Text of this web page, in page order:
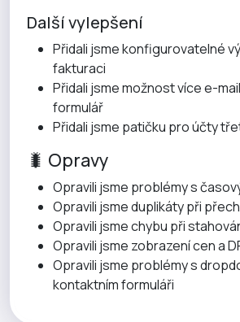
Další vylepšení
Přidali jsme konfigurovatelné
fakturaci
Přidali jsme možnost více e-
formulář
Přidali jsme patičku pro účty
🐛 Opravy
Opravili jsme problémy s
Opravili jsme duplikáty při
Opravili jsme chybu při
Opravili jsme zobrazení cen a
Opravili jsme problémy s
kontaktním formuláři